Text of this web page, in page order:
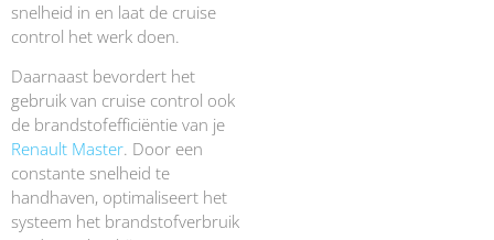
snelheid in en laat de cruise
control het werk doen.
Daarnaast bevordert het
gebruik van cruise control ook
de brandstofefficiëntie van je
Renault Master. Door een
constante snelheid te
handhaven, optimaliseert het
systeem het brandstofverbruik